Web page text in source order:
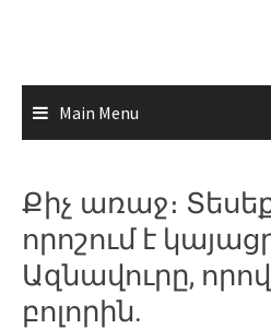
Main Menu
Քիչ առաջ։
որոշում է
Ազնավուրը, որով
բոլորին.